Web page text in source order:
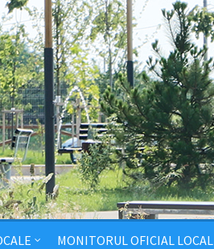
MONITORUL OFICIAL LOCAL